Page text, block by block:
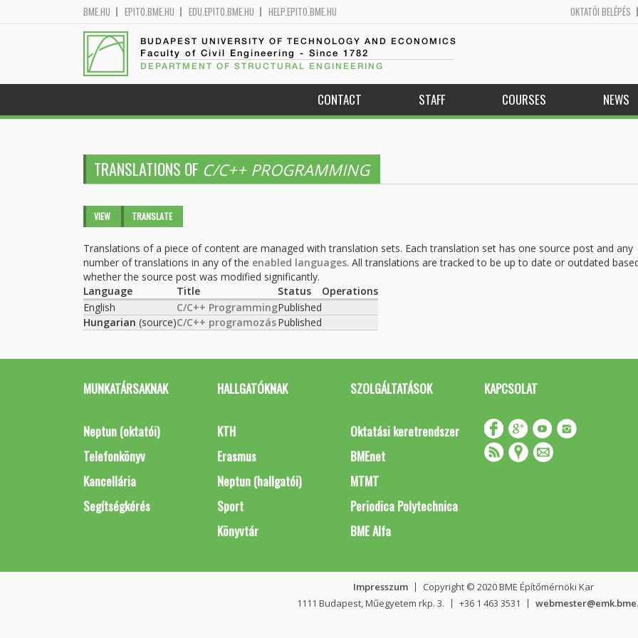
BME.HU EPITO.BME.HU EDU.EPITO.BME.HU HELP.EPITO.BME.HU OKTATÓI BELÉPÉS
BUDAPEST UNIVERSITY OF TECHNOLOGY AND ECONOMICS
Faculty of Civil Engineering - Since 1782
DEPARTMENT OF STRUCTURAL ENGINEERING
CONTACT STAFF COURSES NEWS
TRANSLATIONS OF C/C++ PROGRAMMING
Primary tabs
VIEW TRANSLATE
Translations of a piece of content are managed with translation sets. Each translation set has one source post and any
number of translations in any of the enabled languages. All translations are tracked to be up to date or outdated
whether the source post was modified significantly.
Language
Title Status
Operations
English
C/C++ ProgrammingPublished
Hungarian (source)C/C++ programozásPublished
MUNKATÁRSAKNAK
Neptun (oktatói)
Telefonkönyv
Kancellária
Segítségkérés
HALLGATÓKNAK
KTH
Erasmus
Neptun (hallgatói)
Sport
Könyvtár
SZOLGÁLTATÁSOK
Oktatási keretrendszer
BMEnet
MTMT
Periodica Polytechnica
BME Alfa
KAPCSOLAT
Impresszum
Copyright © 2020 BME Építőmérnöki Kar
1111 Budapest, Műegyetem rkp. 3.
+36 1 463 3531